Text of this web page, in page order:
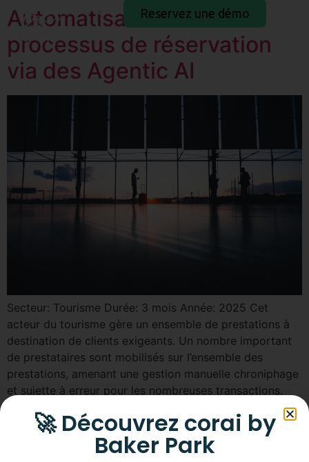
Reservez une démo
Automatisation du
processus de réservation
via des Agentic AI
Secteur: Tourisme Durée: 3 mois Année: 2025 Cet
acteur du tourisme gère un ensemble de prestations à
destination de clients exigeants. Un nombre important
de prestataires sont mobilisés sur l’ensemble des
prestations, amenant une gestion manuelle chroniphage
et sujette à erreur pour les nombreuses transactions.
processus de communication […]
🚀 Découvrez corai by
Baker Park